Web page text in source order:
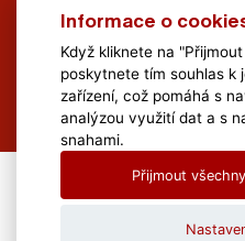
All Rights Reserved Muzeum
Informace o
Když kliknete na
poskytnete tím souhlas k
zařízení, což pomáhá s
analýzou využití dat a s
snahami.
Přijmout